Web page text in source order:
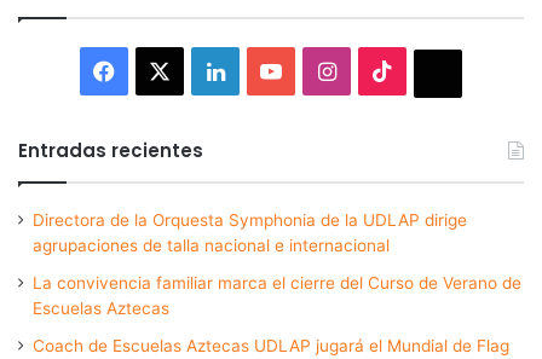
Facebook LinkedInYouTubeInstagram
Entradas recientes
Directora de la Orquesta Symphonia de la UDLAP dirige
agrupaciones de talla nacional e internacional
La convivencia familiar marca el cierre del Curso de Verano de
Escuelas Aztecas
Coach de Escuelas Aztecas UDLAP jugará el Mundial de Flag